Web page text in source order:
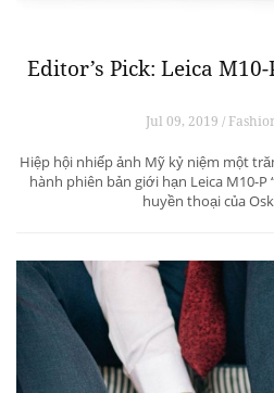
Editor’s Pick: Leica M10-
Jul 09, 2019 /
Hiệp hội nhiếp ảnh Mỹ kỷ niệm một
hành phiên bản giới hạn Leica M10-P
huyền thoại của